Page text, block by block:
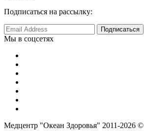
Подписаться на рассылку:
Мы в соцсетях
Медцентр "Океан Здоровья" 2011-2026 ©